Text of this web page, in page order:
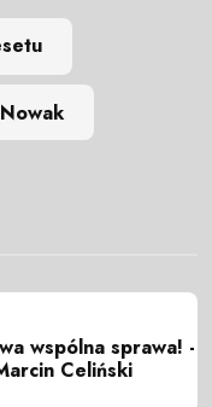
wspólna sprawa! -
Celiński